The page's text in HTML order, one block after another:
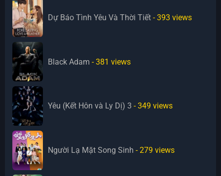
Dự Báo Tình Yêu Và Thời Tiết - 393 views
Black Adam - 381 views
Yêu (Kết Hôn và Ly Dị) 3 - 349 views
Người Lạ Mặt Song Sinh - 279 views